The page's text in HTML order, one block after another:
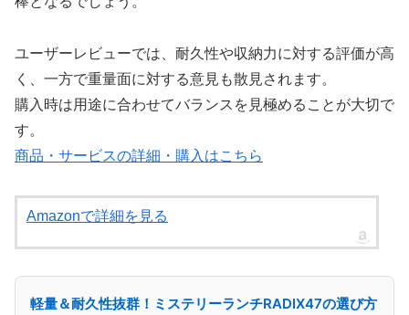
ユーザーレビューでは、耐久性や収納力に対する評価が高
く、一方で重量面に対する意見も散見されます。
購入時は用途に合わせてバランスを見極めることが大切で
す。
商品・サービスの詳細・購入はこちら
Amazonで詳細を見る
軽量＆耐久性抜群！ミステリーランチRADIX47の選び方